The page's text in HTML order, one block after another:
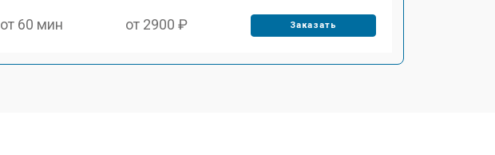
от 60 мин от 2900 ₽ Заказать